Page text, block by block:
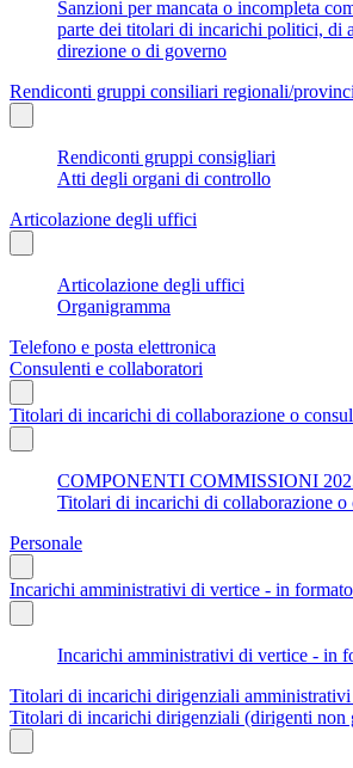
Sanzioni per mancata o incompleta
parte dei titolari di incarichi politici, di
direzione o di governo
Rendiconti gruppi consiliari regionali/
Rendiconti gruppi consigliari
Atti degli organi di controllo
Articolazione degli uffici
Articolazione degli uffici
Organigramma
Telefono e posta elettronica
Consulenti e collaboratori
Titolari di incarichi di collaborazione o
COMPONENTI COMMISSIONI
Titolari di incarichi di collaborazione o
Personale
Incarichi amministrativi di vertice - in
Incarichi amministrativi di vertice - in
Titolari di incarichi dirigenziali
Titolari di incarichi dirigenziali (dirigenti non